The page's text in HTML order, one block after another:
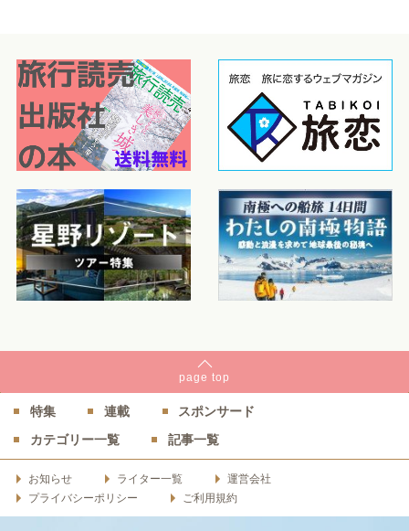
page top
特集 連載
スポンサード
カテゴリー一覧
記事一覧
お知らせ ライター一覧
運営会社
プライバシーポリシー
ご利用規約